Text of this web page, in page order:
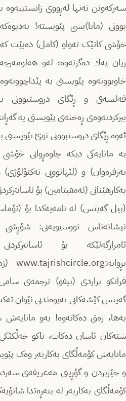
سەركەوتن تەنها لەڕووی
بوونی (مانا)یشی پێویستە!
خۆشی كاتێک تەواو (كامل) دەبێت
ژیان یەك دەگرنەوە؛ لەو
خاوبوونەوە پێویستی بە
فەلسەفی و ڕێگای دروستبوونی
بیرکردنەوەی ڕەخنەی پێویستی یە
ئەوە ڕێگای دروستبوونی نوێ پێویستی
بە مانایەكی دیكە چاوەڕوانی
بەرفرەوان) و (لێهاتوویی
بەکارهێنانی (ئەمفیتامین) بۆ
(بیل گەیتس) لە نامەیەکدا بۆ
نیشانەناس نووسیویەتی:
ئامرازگەلێکە بۆ
بڕوانە:www.tajrishcircle.org
فرانکو براردی (بیفو) ترجمه‌ی
گەیتس کێشەكانی پەیوەندیی نێوان
بەها، زەق دەكاتەوە! بەو
شتەکان ئاسان دەكات، تاكو
مانایەش كۆمەڵگای بەکاربەر وەک
و چێژبردن و گۆڕینی مەعریفەی
كۆمەڵگای بەکاربەر لە بنەڕەتدا